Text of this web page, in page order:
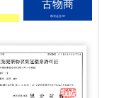
古物商
株式会社FIT